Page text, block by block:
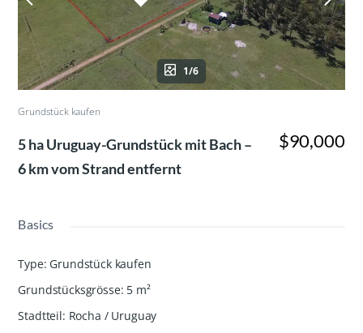
1/6
Grundstück kaufen
5 ha Uruguay-Grundstück mit Bach –
6 km vom Strand entfernt
$90,000
Basics
Type: Grundstück kaufen
Grundstücksgrösse: 5 m²
Stadtteil: Rocha / Uruguay